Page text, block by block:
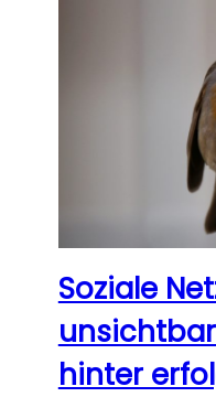
Soziale
hinter